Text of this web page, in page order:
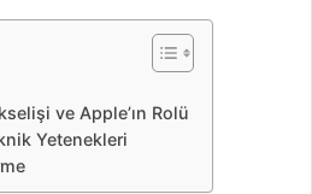
ve Apple’ın Rolü
Yetenekleri